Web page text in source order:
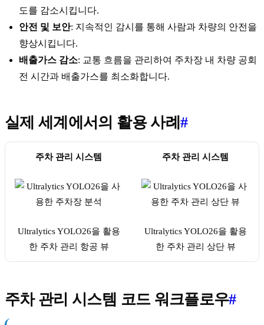
도를 감소시킵니다.
안전 및 보안: 지속적인 감시를 통해 사람과 차량의 안전을
향상시킵니다.
배출가스 감소: 교통 흐름을 관리하여 주차장 내 차량 공회
전 시간과 배출가스를 최소화합니다.
실제 세계에서의 활용 사례 #
주차 관리 시스템 주차 관리 시스템
Ultralytics YOLO26을 활용
한 주차 관리 항공 뷰
Ultralytics YOLO26을 활용
한 주차 관리 상단 뷰
주차 관리 시스템 코드 워크플로우#